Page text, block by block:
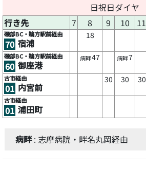
日祝日ダイヤ
行き先
7 8 9 10 11
磯部BC・鵜方駅前経由
70 宿浦
18
磯部BC・鵜方駅前経由
60 御座港
病畔47 病畔7
古市経由
01 内宮前
30 30 30
古市経由
01 浦田町
病畔: 志摩病院・畔名丸岡経由